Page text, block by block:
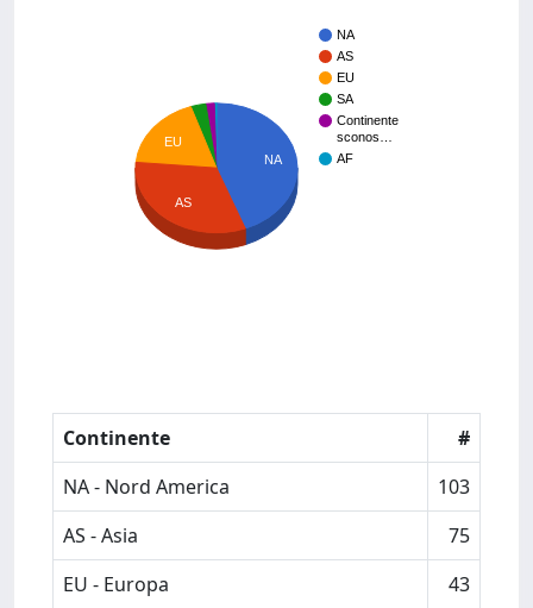
NA
AS
EU
SA
Continente
sconos…
AF
NA
EU
AS
Continente
#
NA - Nord America
103
AS - Asia
75
EU - Europa
43